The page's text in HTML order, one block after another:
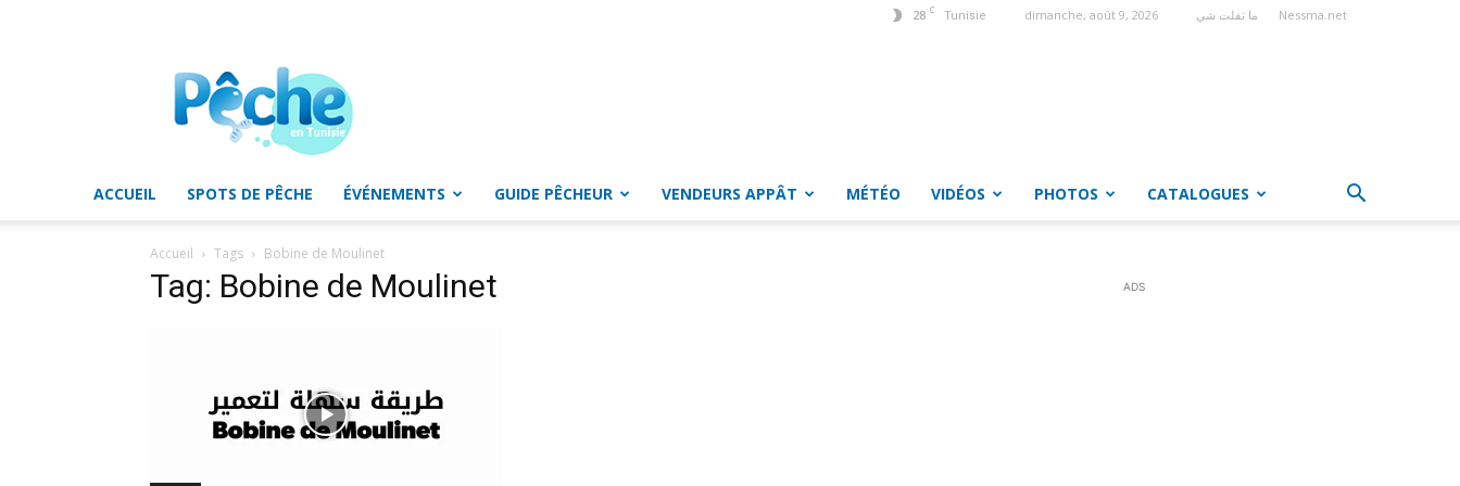
28 C Tunisie dimanche, août 9, 2026 ما تفلت شي Nessma.net
Pêche
en
Tunisie
ACCUEIL SPOTS DE PÊCHE ÉVÉNEMENTS GUIDE PÊCHEUR VENDEURS APPÂT MÉTÉO VIDÉOS PHOTOS CATALOGUES
Accueil Tags Bobine de Moulinet
Tag: Bobine de Moulinet ADS